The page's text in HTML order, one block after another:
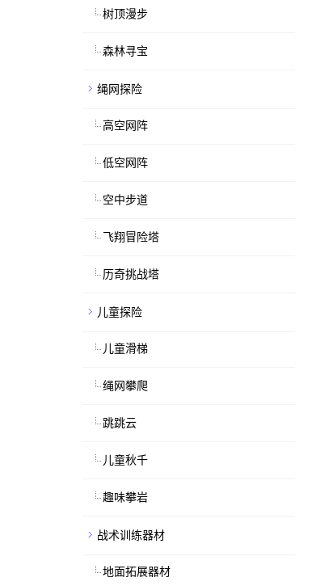
树顶漫步
森林寻宝
绳网探险
高空网阵
低空网阵
空中步道
飞翔冒险塔
历奇挑战塔
儿童探险
儿童滑梯
绳网攀爬
跳跳云
儿童秋千
趣味攀岩
战术训练器材
地面拓展器材